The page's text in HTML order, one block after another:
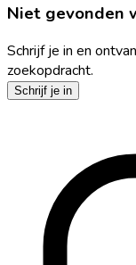
Niet gevonden
Schrijf je in en
zoekopdracht.
Schrijf je in